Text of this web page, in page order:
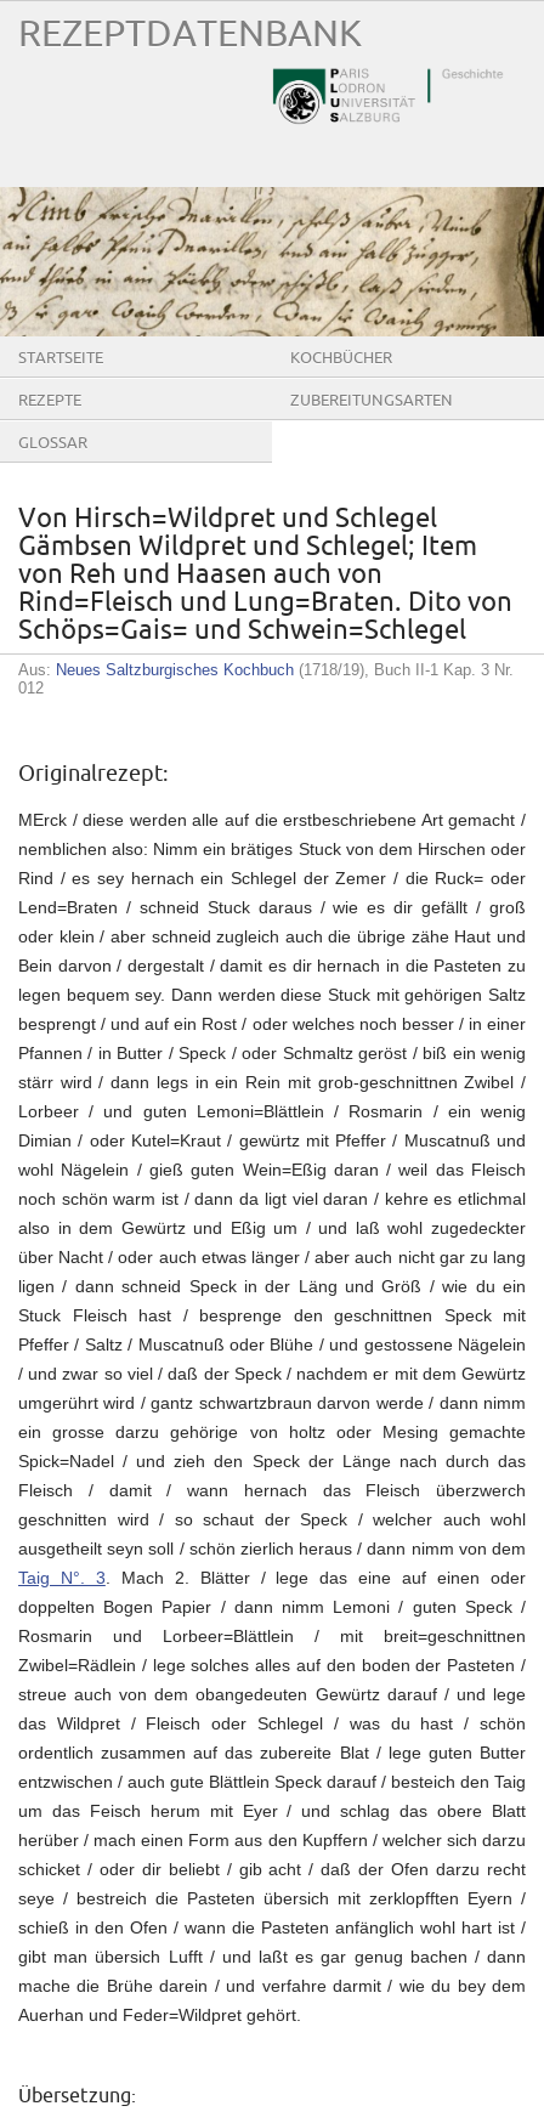
REZEPTDATENBANK
STARTSEITE KOCHBÜCHER
REZEPTE ZUBEREITUNGSARTEN
GLOSSAR
Von Hirsch=Wildpret und Schlegel
Gämbsen Wildpret und Schlegel; Item
von Reh und Haasen auch von
Rind=Fleisch und Lung=Braten. Dito von
Schöps=Gais= und Schwein=Schlegel
Aus: Neues Saltzburgisches Kochbuch (1718/19), Buch II-1 Kap. 3 Nr.
012
Originalrezept:
MErck / diese werden alle auf die erstbeschriebene Art gemacht /
nemblichen also: Nimm ein brätiges Stuck von dem Hirschen oder
Rind / es sey hernach ein Schlegel der Zemer / die Ruck= oder
Lend=Braten / schneid Stuck daraus / wie es dir gefällt / groß
oder klein / aber schneid zugleich auch die übrige zähe Haut und
Bein darvon / dergestalt / damit es dir hernach in die Pasteten zu
legen bequem sey. Dann werden diese Stuck mit gehörigen Saltz
besprengt / und auf ein Rost / oder welches noch besser / in einer
Pfannen / in Butter / Speck / oder Schmaltz geröst / biß ein wenig
stärr wird / dann legs in ein Rein mit grob-geschnittnen Zwibel /
Lorbeer / und guten Lemoni=Blättlein / Rosmarin / ein wenig
Dimian / oder Kutel=Kraut / gewürtz mit Pfeffer / Muscatnuß und
wohl Nägelein / gieß guten Wein=Eßig daran / weil das Fleisch
noch schön warm ist / dann da ligt viel daran / kehre es etlichmal
also in dem Gewürtz und Eßig um / und laß wohl zugedeckter
über Nacht / oder auch etwas länger / aber auch nicht gar zu lang
ligen / dann schneid Speck in der Läng und Größ / wie du ein
Stuck Fleisch hast / besprenge den geschnittnen Speck mit
Pfeffer / Saltz / Muscatnuß oder Blühe / und gestossene Nägelein
/ und zwar so viel / daß der Speck / nachdem er mit dem Gewürtz
umgerührt wird / gantz schwartzbraun darvon werde / dann nimm
ein grosse darzu gehörige von holtz oder Mesing gemachte
Spick=Nadel / und zieh den Speck der Länge nach durch das
Fleisch / damit / wann hernach das Fleisch überzwerch
geschnitten wird / so schaut der Speck / welcher auch wohl
ausgetheilt seyn soll / schön zierlich heraus / dann nimm von dem
Taig N°. 3 . Mach 2. Blätter / lege das eine auf einen oder
doppelten Bogen Papier / dann nimm Lemoni / guten Speck /
Rosmarin und Lorbeer=Blättlein / mit breit=geschnittnen
Zwibel=Rädlein / lege solches alles auf den boden der Pasteten /
streue auch von dem obangedeuten Gewürtz darauf / und lege
das Wildpret / Fleisch oder Schlegel / was du hast / schön
ordentlich zusammen auf das zubereite Blat / lege guten Butter
entzwischen / auch gute Blättlein Speck darauf / besteich den Taig
um das Feisch herum mit Eyer / und schlag das obere Blatt
herüber / mach einen Form aus den Kupffern / welcher sich darzu
schicket / oder dir beliebt / gib acht / daß der Ofen darzu recht
seye / bestreich die Pasteten übersich mit zerklopfften Eyern /
schieß in den Ofen / wann die Pasteten anfänglich wohl hart ist /
gibt man übersich Lufft / und laßt es gar genug bachen / dann
mache die Brühe darein / und verfahre darmit / wie du bey dem
Auerhan und Feder=Wildpret gehört.
Übersetzung: